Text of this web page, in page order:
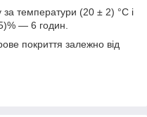
температури (20 ± 2) °C і
5)% — 6 годин.
покриття залежно від